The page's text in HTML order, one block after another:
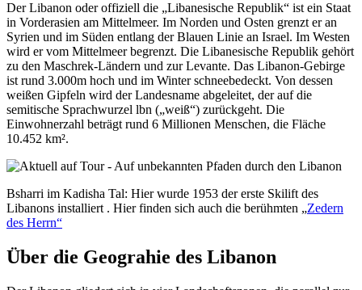
Der Libanon oder offiziell die „Libanesische Republik“ ist ein Staat
in Vorderasien am Mittelmeer. Im Norden und Osten grenzt er an
Syrien und im Süden entlang der Blauen Linie an Israel. Im Westen
wird er vom Mittelmeer begrenzt. Die Libanesische Republik gehört
zu den Maschrek-Ländern und zur Levante. Das Libanon-Gebirge
ist rund 3.000m hoch und im Winter schneebedeckt. Von dessen
weißen Gipfeln wird der Landesname abgeleitet, der auf die
semitische Sprachwurzel lbn („weiß“) zurückgeht. Die
Einwohnerzahl beträgt rund 6 Millionen Menschen, die Fläche
10.452 km².
Bsharri im Kadisha Tal: Hier wurde 1953 der erste Skilift des
Libanons installiert . Hier finden sich auch die berühmten „Zedern
des Herrn“
Über die Geograhie des Libanon